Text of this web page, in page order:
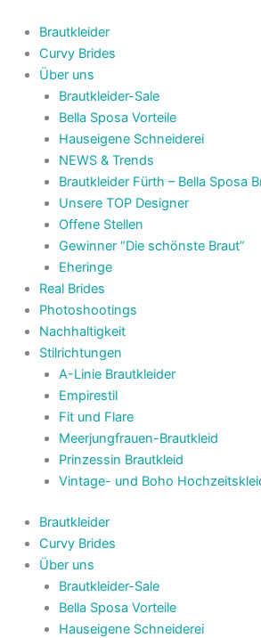
Inhalt
springen
Brautkleider
Curvy Brides
Über uns
Brautkleider-Sale
Bella Sposa Vorteile
Hauseigene Schneiderei
NEWS & Trends
Brautkleider Fürth – Bella Sposa
Unsere TOP Designer
Offene Stellen
Gewinner “Die schönste Braut”
Eheringe
Real Brides
Photoshootings
Nachhaltigkeit
Stilrichtungen
A-Linie Brautkleider
Empirestil
Fit und Flare
Meerjungfrauen-Brautkleid
Prinzessin Brautkleid
Vintage- und Boho
Brautkleider
Curvy Brides
Über uns
Brautkleider-Sale
Bella Sposa Vorteile
Hauseigene Schneiderei